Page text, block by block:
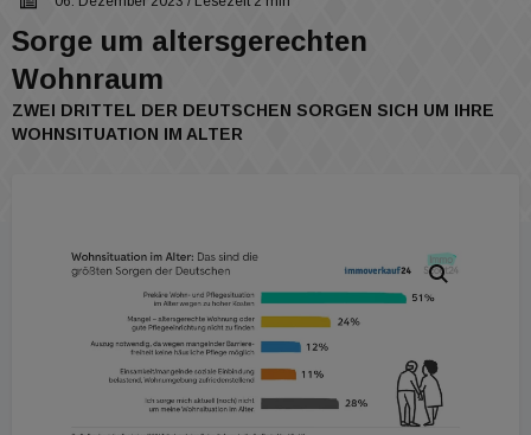
Sorge um altersgerechten
Wohnraum
ZWEI DRITTEL DER DEUTSCHEN SORGEN SICH UM IHRE
WOHNSITUATION IM ALTER